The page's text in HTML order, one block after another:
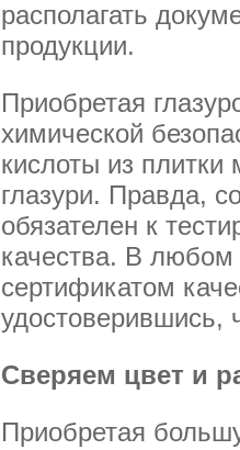
располагать
продукции.
Приобретая
химической
кислоты из
глазури. Правда,
обязателен к
качества. В любом
сертификатом
удостоверившись,
Сверяем цвет и
Приобретая